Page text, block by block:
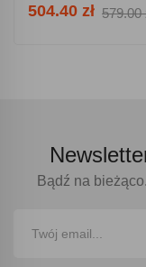
504.40 zł 579.00
Bądź na